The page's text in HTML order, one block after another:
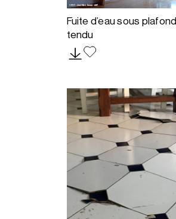
Fuite d’eau sous plafond
tendu